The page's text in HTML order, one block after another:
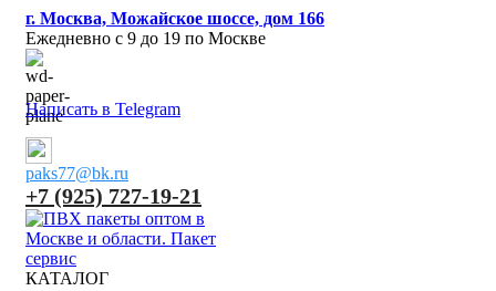
г. Москва, Можайское шоссе, дом 166
Ежедневно с 9 до 19 по Москве
Написать в Telegram
paks77@bk.ru
+7 (925) 727-19-21
КАТАЛОГ